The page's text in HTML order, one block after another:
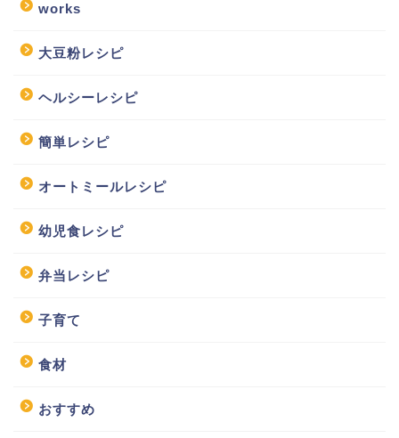
works
大豆粉レシピ
ヘルシーレシピ
簡単レシピ
オートミールレシピ
幼児食レシピ
弁当レシピ
子育て
食材
おすすめ